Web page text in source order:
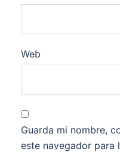
Web
Guarda mi nombre,
este navegador para